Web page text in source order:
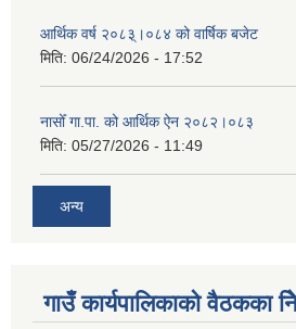
आर्थिक वर्ष २०८३्।०८४ को वार्षिक बजेट
मिति: 06/24/2026 - 17:52
नासोँ गा.पा. को आर्थिक ऐन २०८२।०८३
मिति: 05/27/2026 - 11:49
अन्य
गाउँ कार्यपालिकाको वैठकका